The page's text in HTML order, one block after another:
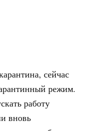
сейчас
режим.
работу
вновь